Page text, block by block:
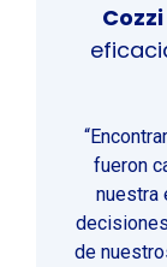
fueron
nuestra
de